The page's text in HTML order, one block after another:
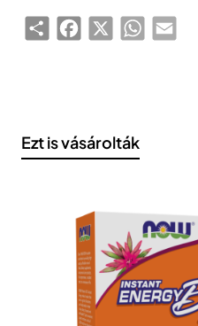
ShareFacebook
X WhatsAppEmail
Ezt is vásárolták